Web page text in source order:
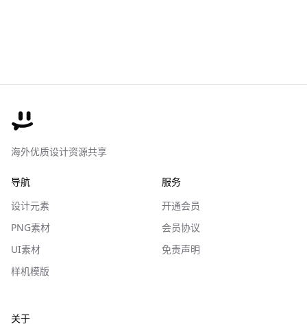
海外优质设计资源共享
导航
设计元素
PNG素材
UI素材
样机模版
服务
开通会员
会员协议
免责声明
关于